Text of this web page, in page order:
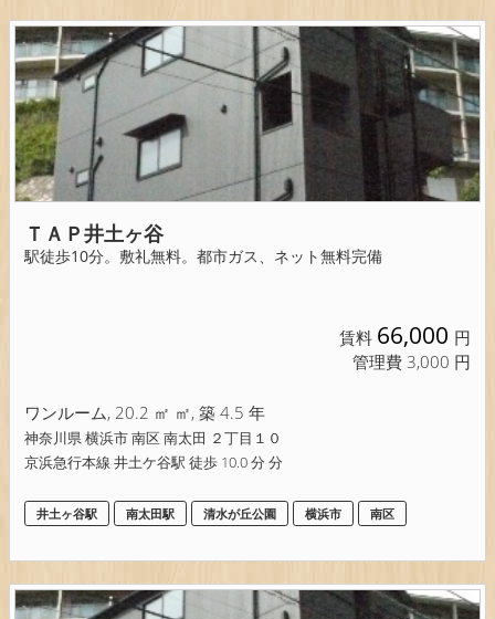
ＴＡＰ井土ヶ谷
駅徒歩10分。敷礼無料。都市ガス、ネット無料完備
賃料 66,000 円
管理費 3,000 円
ワンルーム, 20.2 ㎡ ㎡, 築 4.5 年
神奈川県 横浜市 南区 南太田 ２丁目１０
京浜急行本線 井土ケ谷駅 徒歩 10.0 分 分
井土ヶ谷駅 南太田駅 清水が丘公園 横浜市 南区